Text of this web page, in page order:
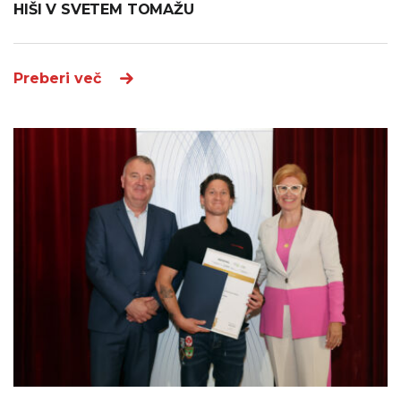
HIŠI V SVETEM TOMAŽU
Preberi več